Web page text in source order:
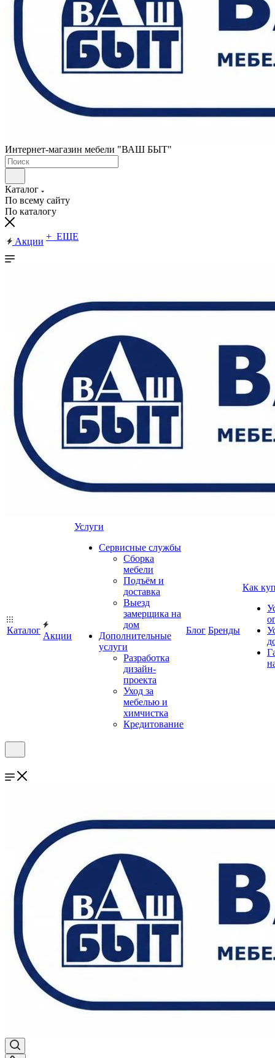
Интернет-магазин мебели "ВАШ БЫТ"
Каталог
По всему сайту
По каталогу
Акции + ЕЩЕ
Каталог
Акции
Услуги
Сервисные службы
Сборка
мебели
Подъём и
доставка
Выезд
замерщика на
дом
Дополнительные
услуги
Разработка
дизайн-
проекта
Уход за
мебелью и
химчистка
Кредитование
Блог Бренды
Как